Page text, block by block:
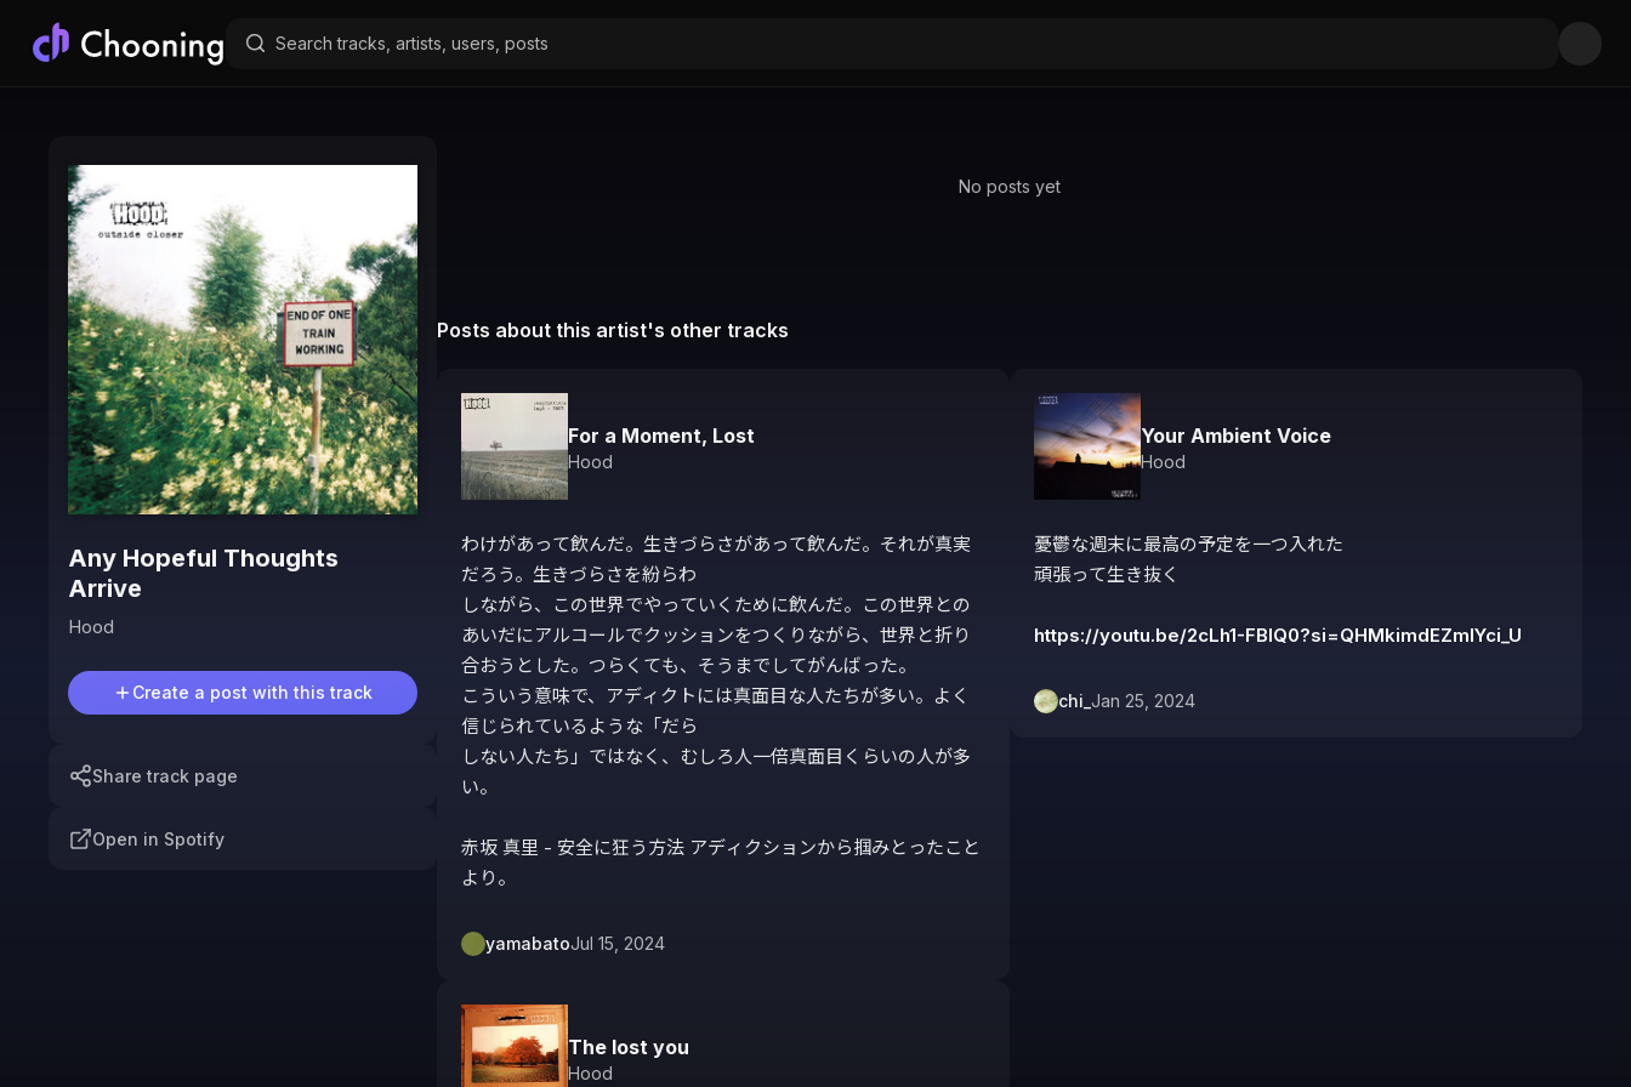
Any Hopeful Thoughts
Arrive
Hood
Create a post with this track
Share track page
Open in Spotify
No posts yet
Posts about this artist's other tracks
For a Moment, Lost
Hood
わけがあって飲んだ。生きづらさがあって飲んだ。それが真実
だろう。生きづらさを紛らわ
しながら、この世界でやっていくために飲んだ。この世界との
あいだにアルコールでクッションをつくりながら、世界と折り
合おうとした。つらくても、そうまでしてがんばった。
こういう意味で、アディクトには真面目な人たちが多い。よく
信じられているような「だら
しない人たち」ではなく、むしろ人一倍真面目くらいの人が多
い。
赤坂 真里 - 安全に狂う方法 アディクションから掴みとったこと
より。
yamabatoJul 15, 2024
The lost you
Hood
Your Ambient Voice
Hood
憂鬱な週末に最高の予定を一つ入れた
頑張って生き抜く
https://youtu.be/2cLh1-FBlQ0?si=QHMkimdEZmlYci_U
chi_ Jan 25, 2024